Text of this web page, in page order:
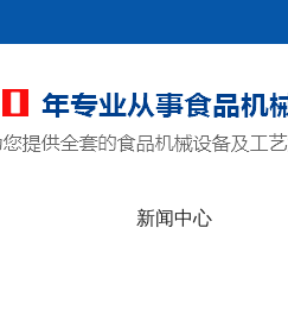
新闻中心